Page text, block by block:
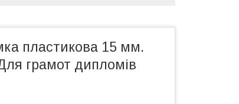
пластикова 15 мм.
грамот дипломів